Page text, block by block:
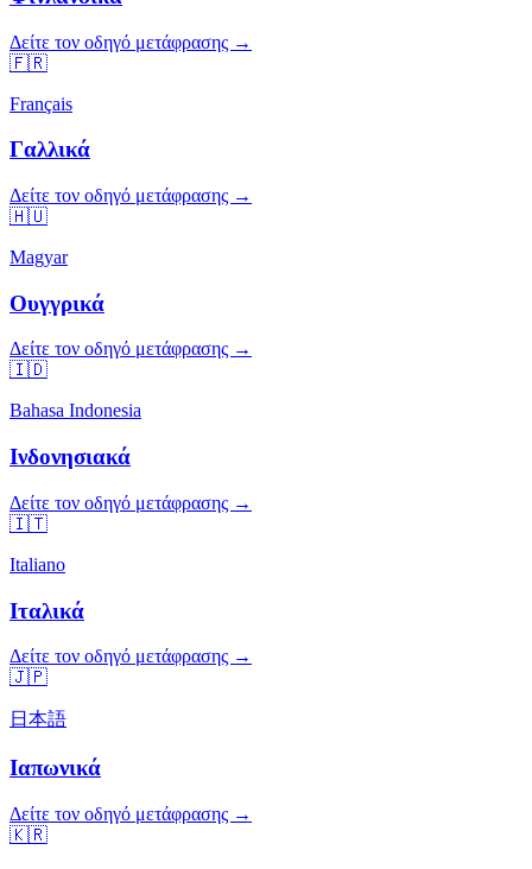
Δείτε τον οδηγό μετάφρασης →
🇫🇷
Français
Γαλλικά
Δείτε τον οδηγό μετάφρασης →
🇭🇺
Magyar
Ουγγρικά
Δείτε τον οδηγό μετάφρασης →
🇮🇩
Bahasa Indonesia
Ινδονησιακά
Δείτε τον οδηγό μετάφρασης →
🇮🇹
Italiano
Ιταλικά
Δείτε τον οδηγό μετάφρασης →
🇯🇵
日本語
Ιαπωνικά
Δείτε τον οδηγό μετάφρασης →
🇰🇷